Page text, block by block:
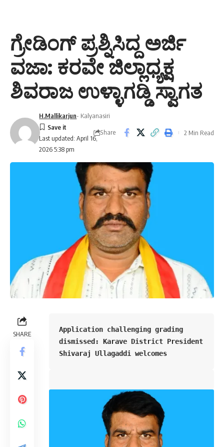
ಗ್ರೇಡಿಂಗ್ ಪ್ರಶ್ನಿಸಿದ್ದ ಅರ್ಜಿ
ವಜಾ: ಕರವೇ ಜಿಲ್ಲಾಧ್ಯಕ್ಷ
ಶಿವರಾಜ ಉಳ್ಳಾಗಡ್ಡಿ ಸ್ವಾಗತ
Last updated: April 16,
2026 5:38 pm
H.Mallikarjun- Kalyanasiri
Share 2 Min Read
SHARE
Application challenging grading
dismissed: Karave District President
Shivaraj Ullagaddi welcomes